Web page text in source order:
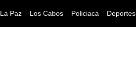
La Paz Los Cabos Policiaca Deportes